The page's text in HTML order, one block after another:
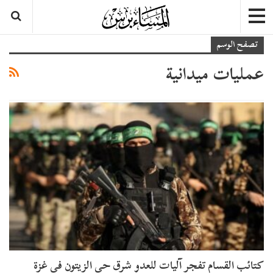
تصفح الوسم
عمليات ميدانية
كتائب القسام تفجر آليات للعدو شرق حي الزيتون في غزة